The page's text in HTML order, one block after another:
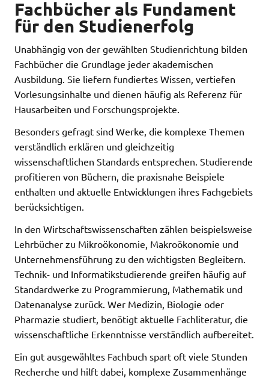
Fachbücher als Fundament
für den Studienerfolg
Unabhängig von der gewählten Studienrichtung bilden
Fachbücher die Grundlage jeder akademischen
Ausbildung. Sie liefern fundiertes Wissen, vertiefen
Vorlesungsinhalte und dienen häufig als Referenz für
Hausarbeiten und Forschungsprojekte.
Besonders gefragt sind Werke, die komplexe Themen
verständlich erklären und gleichzeitig
wissenschaftlichen Standards entsprechen. Studierende
profitieren von Büchern, die praxisnahe Beispiele
enthalten und aktuelle Entwicklungen ihres Fachgebiets
berücksichtigen.
In den Wirtschaftswissenschaften zählen beispielsweise
Lehrbücher zu Mikroökonomie, Makroökonomie und
Unternehmensführung zu den wichtigsten Begleitern.
Technik- und Informatikstudierende greifen häufig auf
Standardwerke zu Programmierung, Mathematik und
Datenanalyse zurück. Wer Medizin, Biologie oder
Pharmazie studiert, benötigt aktuelle Fachliteratur, die
wissenschaftliche Erkenntnisse verständlich aufbereitet.
Ein gut ausgewähltes Fachbuch spart oft viele Stunden
Recherche und hilft dabei, komplexe Zusammenhänge